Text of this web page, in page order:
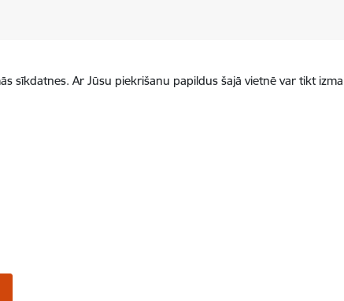
sīkdatnes. Ar Jūsu piekrišanu papildus šajā vietnē var tikt